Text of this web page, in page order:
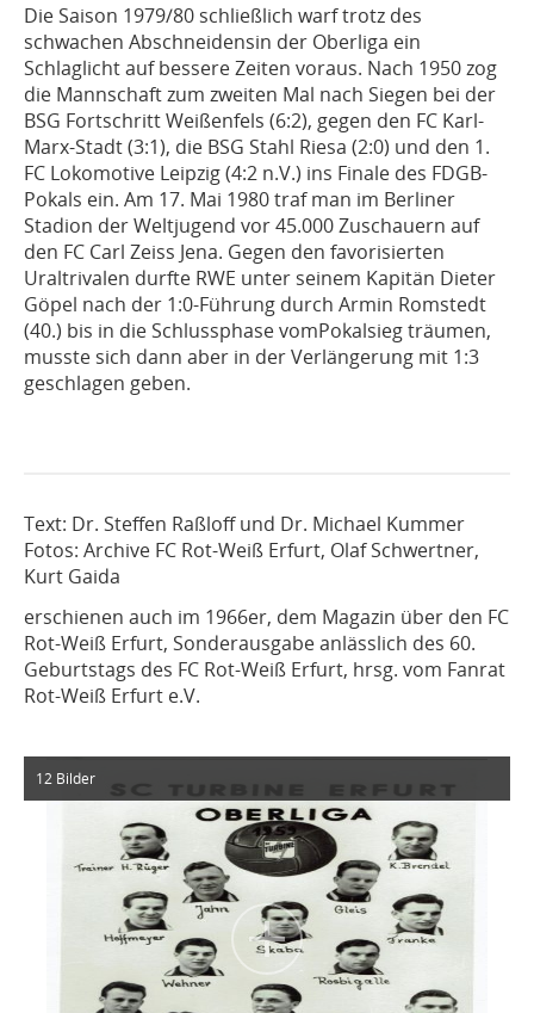
Die Saison 1979/80 schließlich warf trotz des
schwachen Abschneidensin der Oberliga ein
Schlaglicht auf bessere Zeiten voraus. Nach 1950 zog
die Mannschaft zum zweiten Mal nach Siegen bei der
BSG Fortschritt Weißenfels (6:2), gegen den FC Karl-
Marx-Stadt (3:1), die BSG Stahl Riesa (2:0) und den 1.
FC Lokomotive Leipzig (4:2 n.V.) ins Finale des FDGB-
Pokals ein. Am 17. Mai 1980 traf man im Berliner
Stadion der Weltjugend vor 45.000 Zuschauern auf
den FC Carl Zeiss Jena. Gegen den favorisierten
Uraltrivalen durfte RWE unter seinem Kapitän Dieter
Göpel nach der 1:0-Führung durch Armin Romstedt
(40.) bis in die Schlussphase vomPokalsieg träumen,
musste sich dann aber in der Verlängerung mit 1:3
geschlagen geben.
Text: Dr. Steffen Raßloff und Dr. Michael Kummer
Fotos: Archive FC Rot-Weiß Erfurt, Olaf Schwertner,
Kurt Gaida
erschienen auch im 1966er, dem Magazin über den FC
Rot-Weiß Erfurt, Sonderausgabe anlässlich des 60.
Geburtstags des FC Rot-Weiß Erfurt, hrsg. vom Fanrat
Rot-Weiß Erfurt e.V.
12 Bilder